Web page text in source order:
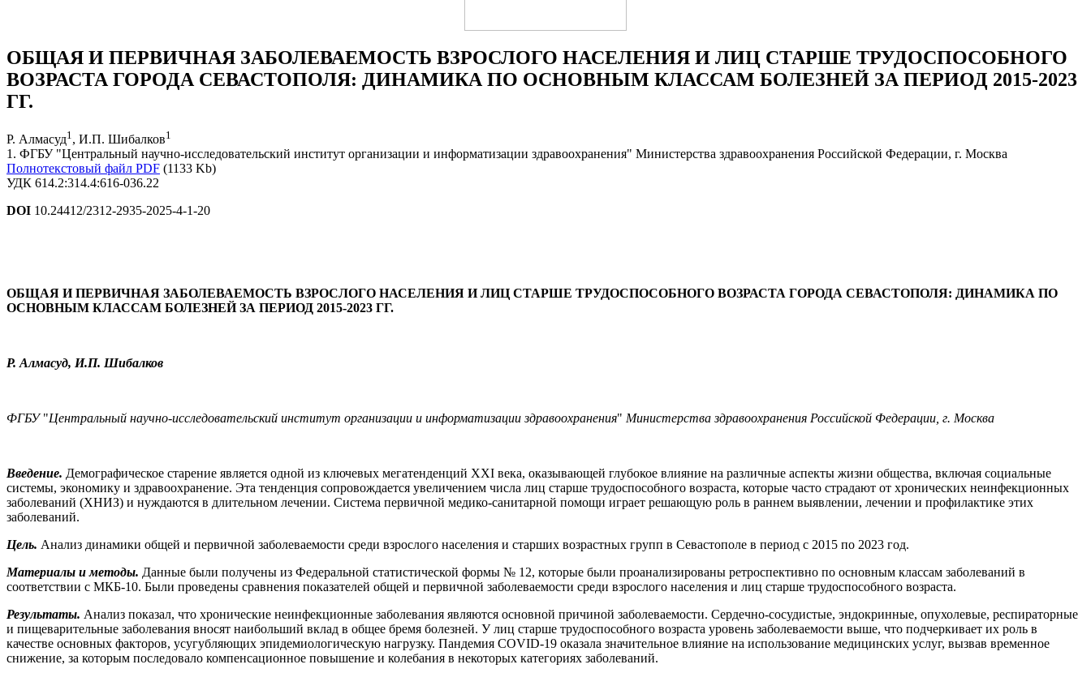
ОБЩАЯ И ПЕРВИЧНАЯ ЗАБОЛЕВАЕМОСТЬ ВЗРОСЛОГО НАСЕЛЕНИЯ И ЛИЦ СТАРШЕ ТРУДОСПОСОБНОГО
ВОЗРАСТА ГОРОДА СЕВАСТОПОЛЯ: ДИНАМИКА ПО ОСНОВНЫМ КЛАССАМ БОЛЕЗНЕЙ ЗА ПЕРИОД 2015-2023
ГГ.
Р. Алмасуд1 , И.П. Шибалков1
1. ФГБУ "Центральный научно-исследовательский институт организации и информатизации здравоохранения" Министерства здравоохранения Российской Федерации, г. Москва
Полнотекстовый файл PDF (1133 Kb)
УДК 614.2:314.4:616-036.22
DOI 10.24412/2312-2935-2025-4-1-20
ОБЩАЯ И ПЕРВИЧНАЯ ЗАБОЛЕВАЕМОСТЬ ВЗРОСЛОГО НАСЕЛЕНИЯ И ЛИЦ СТАРШЕ ТРУДОСПОСОБНОГО ВОЗРАСТА ГОРОДА СЕВАСТОПОЛЯ: ДИНАМИКА ПО
ОСНОВНЫМ КЛАССАМ БОЛЕЗНЕЙ ЗА ПЕРИОД 2015-2023 ГГ.
Р. Алмасуд, И.П. Шибалков
ФГБУ"Центральный научно-исследовательский институт организации и информатизации здравоохранения" Министерства здравоохранения Российской Федерации, г. Москва
Введение. Демографическое старение является одной из ключевых мегатенденций XXI века, оказывающей глубокое влияние на различные аспекты жизни общества, включая социальные
системы, экономику и здравоохранение. Эта тенденция сопровождается увеличением числа лиц старше трудоспособного возраста, которые часто страдают от хронических неинфекционных
заболеваний (ХНИЗ) и нуждаются в длительном лечении. Система первичной медико-санитарной помощи играет решающую роль в раннем выявлении, лечении и профилактике этих
заболеваний.
Цель. Анализ динамики общей и первичной заболеваемости среди взрослого населения и старших возрастных групп в Севастополе в период с 2015 по 2023 год.
Материалы и методы. Данные были получены из Федеральной статистической формы № 12, которые были проанализированы ретроспективно по основным классам заболеваний в
соответствии с МКБ-10. Были проведены сравнения показателей общей и первичной заболеваемости среди взрослого населения и лиц старше трудоспособного возраста.
Результаты. Анализ показал, что хронические неинфекционные заболевания являются основной причиной заболеваемости. Сердечно-сосудистые, эндокринные, опухолевые, респираторные
и пищеварительные заболевания вносят наибольший вклад в общее бремя болезней. У лиц старше трудоспособного возраста уровень заболеваемости выше, что подчеркивает их роль в
качестве основных факторов, усугубляющих эпидемиологическую нагрузку. Пандемия COVID-19 оказала значительное влияние на использование медицинских услуг, вызвав временное
снижение, за которым последовало компенсационное повышение и колебания в некоторых категориях заболеваний.